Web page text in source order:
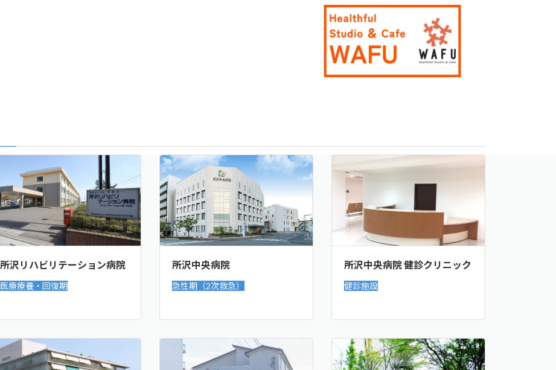
所沢リハビリテーション病院
医療療養・回復期
所沢中央病院
急性期（2次救急）
所沢中央病院 健診クリニック
健診施設